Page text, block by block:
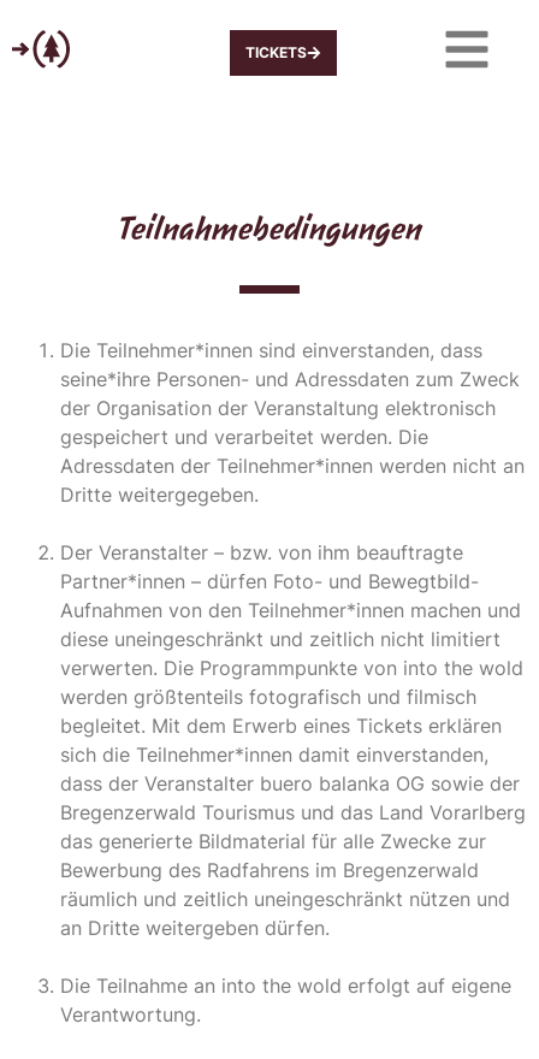
TICKETS
Teilnahmebedingungen
Die Teilnehmer*innen sind einverstanden, dass
seine*ihre Personen- und Adressdaten zum Zweck
der Organisation der Veranstaltung elektronisch
gespeichert und verarbeitet werden. Die
Adressdaten der Teilnehmer*innen werden nicht an
Dritte weitergegeben.
Der Veranstalter – bzw. von ihm beauftragte
Partner*innen – dürfen Foto- und Bewegtbild-
Aufnahmen von den Teilnehmer*innen machen und
diese uneingeschränkt und zeitlich nicht limitiert
verwerten. Die Programmpunkte von into the wold
werden größtenteils fotografisch und filmisch
begleitet. Mit dem Erwerb eines Tickets erklären
sich die Teilnehmer*innen damit einverstanden,
dass der Veranstalter buero balanka OG sowie der
Bregenzerwald Tourismus und das Land Vorarlberg
das generierte Bildmaterial für alle Zwecke zur
Bewerbung des Radfahrens im Bregenzerwald
räumlich und zeitlich uneingeschränkt nützen und
an Dritte weitergeben dürfen.
Die Teilnahme an into the wold erfolgt auf eigene
Verantwortung.